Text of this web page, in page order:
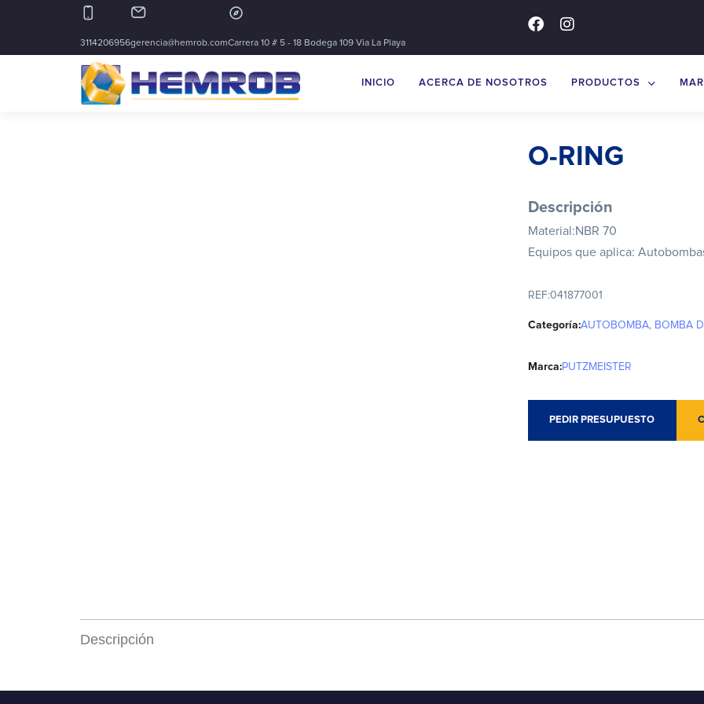
3114206956gerencia@hemrob.comCarrera 10 # 5 - 18 Bodega 109 Via La Playa
INICIO ACERCA DE NOSOTROS PRODUCTOS
O-RING
Descripción
Material:NBR 70
Equipos que aplica:
REF:041877001
Categoría:AUTOBOMBA, BOMBA
Marca:PUTZMEISTER
PEDIR PRESUPUESTO
Descripción